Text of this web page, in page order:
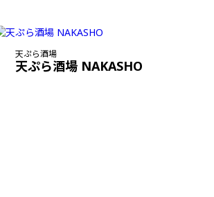
天ぷら酒場
天ぷら酒場 NAKASHO